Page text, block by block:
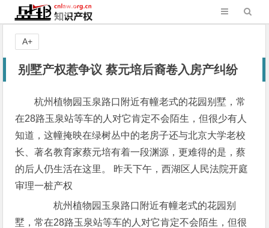
别墅产权惹争议 蔡元培后裔卷入房产纠纷
杭州植物园玉泉路口附近有幢老式的花园别墅，常
在28路玉泉站等车的人对它肯定不会陌生，但很少有人
知道，这幢掩映在绿树丛中的老房子还与北京大学老校
长、著名教育家蔡元培有着一段渊源，更难得的是，蔡
的后人仍生活在这里。 昨天下午，西湖区人民法院开庭
审理一桩产权
杭州植物园玉泉路口附近有幢老式的花园别
墅，常在28路玉泉站等车的人对它肯定不会陌生，但很
A+